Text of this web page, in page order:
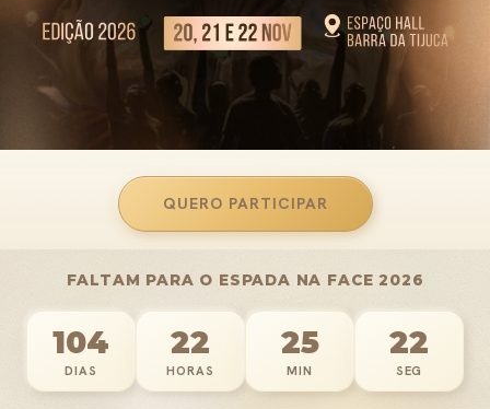
QUERO PARTICIPAR
FALTAM PARA O ESPADA NA FACE 2026
104
DIAS
22
HORAS
25
MIN
17
SEG